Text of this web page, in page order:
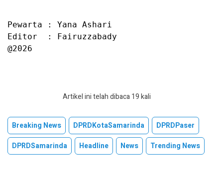
Pewarta : Yana Ashari
Editor  : Fairuzzabady
@2026
Artikel ini telah dibaca 19 kali
Breaking News DPRDKotaSamarinda
DPRDPaser
DPRDSamarinda
Headline News Trending News